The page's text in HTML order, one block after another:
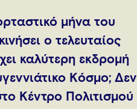
μήνα του
ο τελευταίος
καλύτερη εκδρομή
Kόσμο; Δεν
Κέντρο Πολιτισμού